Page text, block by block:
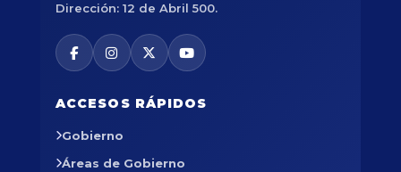
Dirección: 12 de Abril 500.
ACCESOS RÁPIDOS
Gobierno
Áreas de Gobierno